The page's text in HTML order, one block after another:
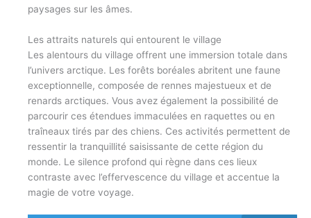
paysages sur les âmes.
Les attraits naturels qui entourent le village
Les alentours du village offrent une immersion totale dans
l’univers arctique. Les forêts boréales abritent une faune
exceptionnelle, composée de rennes majestueux et de
renards arctiques. Vous avez également la possibilité de
parcourir ces étendues immaculées en raquettes ou en
traîneaux tirés par des chiens. Ces activités permettent de
ressentir la tranquillité saisissante de cette région du
monde. Le silence profond qui règne dans ces lieux
contraste avec l’effervescence du village et accentue la
magie de votre voyage.